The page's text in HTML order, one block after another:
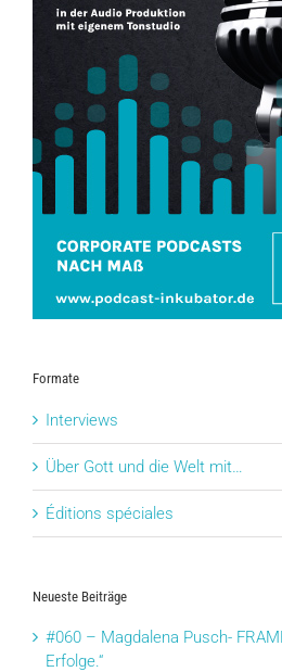
Formate
Interviews
Über Gott und die Welt mit…
Éditions spéciales
Neueste Beiträge
#060 – Magdalena Pusch-
Erfolge.“